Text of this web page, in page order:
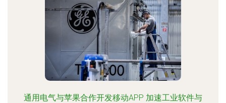
通用电气与苹果合作开发移动APP 加速工业软件与